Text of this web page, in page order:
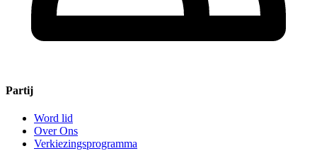
Partij
Word lid
Over Ons
Verkiezingsprogramma